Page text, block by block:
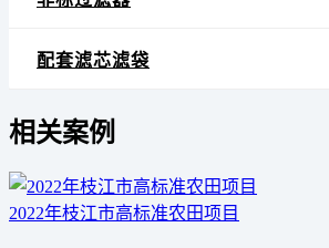
配套滤芯滤袋
相关案例
2022年枝江市高标准农田项目